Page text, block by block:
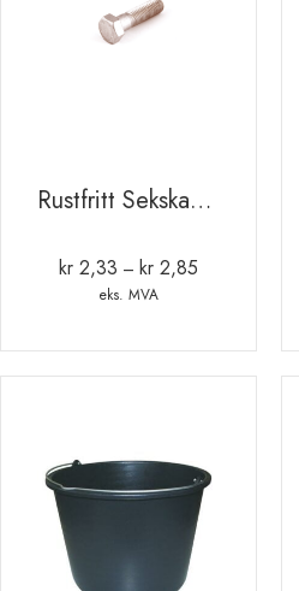
Rustfritt Sekskant bolt M4
kr 2,33 – kr 2,85
kr 2,85
eks. MVA